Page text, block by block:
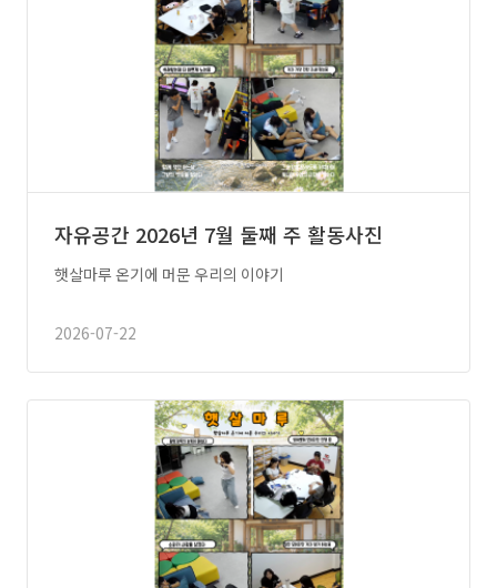
자유공간 2026년 7월 둘째 주 활동사진
햇살마루 온기에 머문 우리의 이야기
2026-07-22